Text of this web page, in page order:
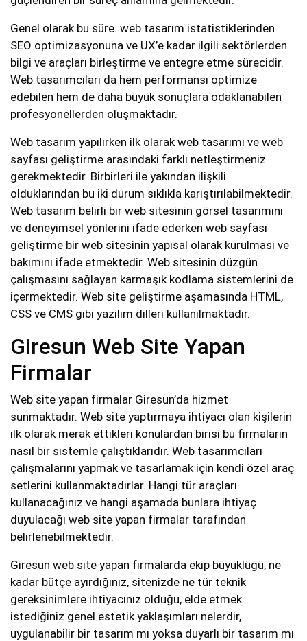
Genel olarak bu süre. web tasarım istatistiklerinden
SEO optimizasyonuna ve UX’e kadar ilgili sektörlerden
bilgi ve araçları birleştirme ve entegre etme sürecidir.
Web tasarımcıları da hem performansı optimize
edebilen hem de daha büyük sonuçlara odaklanabilen
profesyonellerden oluşmaktadır.
Web tasarım yapılırken ilk olarak web tasarımı ve web
sayfası geliştirme arasındaki farklı netleştirmeniz
gerekmektedir. Birbirleri ile yakından ilişkili
olduklarından bu iki durum sıklıkla karıştırılabilmektedir.
Web tasarım belirli bir web sitesinin görsel tasarımını
ve deneyimsel yönlerini ifade ederken web sayfası
geliştirme bir web sitesinin yapısal olarak kurulması ve
bakımını ifade etmektedir. Web sitesinin düzgün
çalışmasını sağlayan karmaşık kodlama sistemlerini de
içermektedir. Web site geliştirme aşamasında HTML,
CSS ve CMS gibi yazılım dilleri kullanılmaktadır.
Giresun Web Site Yapan
Firmalar
Web site yapan firmalar Giresun’da hizmet
sunmaktadır. Web site yaptırmaya ihtiyacı olan kişilerin
ilk olarak merak ettikleri konulardan birisi bu firmaların
nasıl bir sistemle çalıştıklarıdır. Web tasarımcıları
çalışmalarını yapmak ve tasarlamak için kendi özel araç
setlerini kullanmaktadırlar. Hangi tür araçları
kullanacağınız ve hangi aşamada bunlara ihtiyaç
duyulacağı web site yapan firmalar tarafından
belirlenebilmektedir.
Giresun web site yapan firmalarda ekip büyüklüğü, ne
kadar bütçe ayırdığınız, sitenizde ne tür teknik
gereksinimlere ihtiyacınız olduğu, elde etmek
istediğiniz genel estetik yaklaşımları nelerdir,
uygulanabilir bir tasarım mı yoksa duyarlı bir tasarım mı